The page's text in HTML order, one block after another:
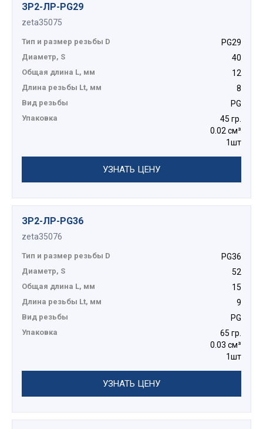
ЗР2-ЛР-PG29
zeta35075
Тип и размер резьбы D PG29
Диаметр, S 40
Общая длина L, мм 12
Длина резьбы Lt, мм 8
Вид резьбы PG
Упаковка
45 гр.
0.02 см³
1шт
УЗНАТЬ ЦЕНУ
ЗР2-ЛР-PG36
zeta35076
Тип и размер резьбы D PG36
Диаметр, S 52
Общая длина L, мм 15
Длина резьбы Lt, мм 9
Вид резьбы PG
Упаковка
65 гр.
0.03 см³
1шт
УЗНАТЬ ЦЕНУ